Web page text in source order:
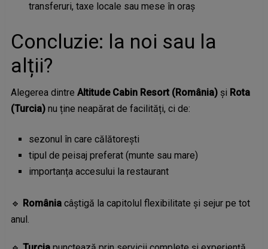
transferuri, taxe locale sau mese în oraș
Concluzie: la noi sau la
alții?
Alegerea dintre Altitude Cabin Resort (România)și Rota
(Turcia)nu ține neapărat de facilități, ci de:
sezonul în care călătorești
tipul de peisaj preferat (munte sau mare)
importanța accesului la restaurant
🔹 Româniacâștigă la capitolul flexibilitate și sejur pe tot
anul.